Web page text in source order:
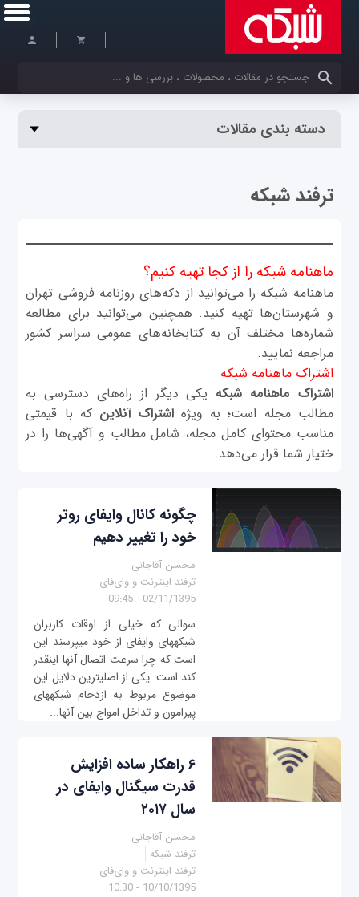
کلمات کلیدی خود را وارد کنید
دسته بندی مقالات
ترفند شبکه
ماهنامه شبکه را از کجا تهیه کنیم؟
ماهنامه شبکه را می‌توانید از دکه‌های روزنامه فروشی تهران
و شهرستان‌ها تهیه کنید. همچنین می‌توانید برای مطالعه
شماره‌ها مختلف آن به کتابخانه‌های عمومی سراسر کشور
مراجعه نمایید.
اشتراک ماهنامه شبکه
اشتراک ماهنامه شبکه یکی دیگر از راه‌های دسترسی به
مطالب مجله است؛ به ویژه اشتراک آنلاین که با قیمتی
مناسب محتوای کامل مجله، شامل مطالب و آگهی‌ها را در
ختیار شما قرار می‌دهد.
چگونه کانال وای‎فای روتر
خود را تغییر دهيم
محسن آقاجانی
ترفند اینترنت و وای‌فای
02/11/1395 - 09:45
سوالی که خیلی از اوقات کاربران
شبکه‎های وای‎فای از خود می‎پرسند این
است که چرا سرعت اتصال آنها اینقدر
کند است. یکی از اصلی‎ترین دلایل این
موضوع مربوط به ازدحام شبکه‎های
پیرامون و تداخل امواج بین آنها...
۶ راهکار ساده افزایش
قدرت سیگنال وای‎فای در
سال ۲۰۱۷
محسن آقاجانی
ترفند شبکه
ترفند اینترنت و وای‌فای
10/10/1395 - 10:30